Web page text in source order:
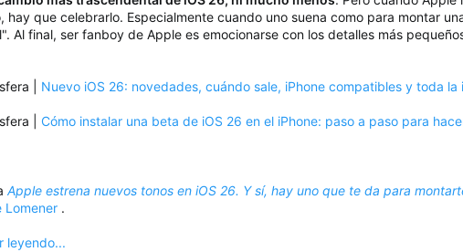
hay que celebrarlo. Especialmente cuando uno suena como para montar
Al final, ser fanboy de Apple es emocionarse con los detalles más
| Nuevo iOS 26: novedades, cuándo sale, iPhone compatibles y toda
| Cómo instalar una beta de iOS 26 en el iPhone: paso a paso para
Apple estrena nuevos tonos en iOS 26. Y sí, hay uno que te da para
Lomener .
leyendo...